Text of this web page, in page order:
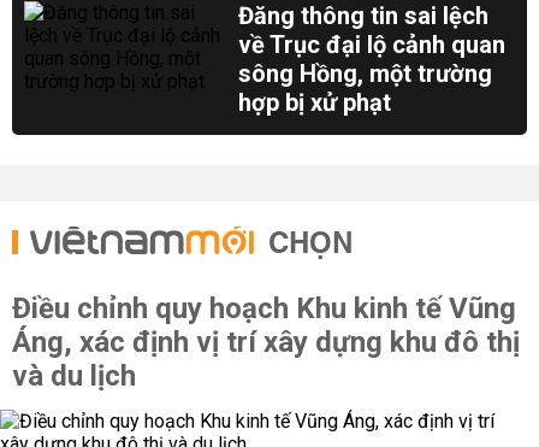
Đăng thông tin sai lệch
về Trục đại lộ cảnh quan
sông Hồng, một trường
hợp bị xử phạt
CHỌN
Điều chỉnh quy hoạch Khu kinh tế Vũng
Áng, xác định vị trí xây dựng khu đô thị
và du lịch